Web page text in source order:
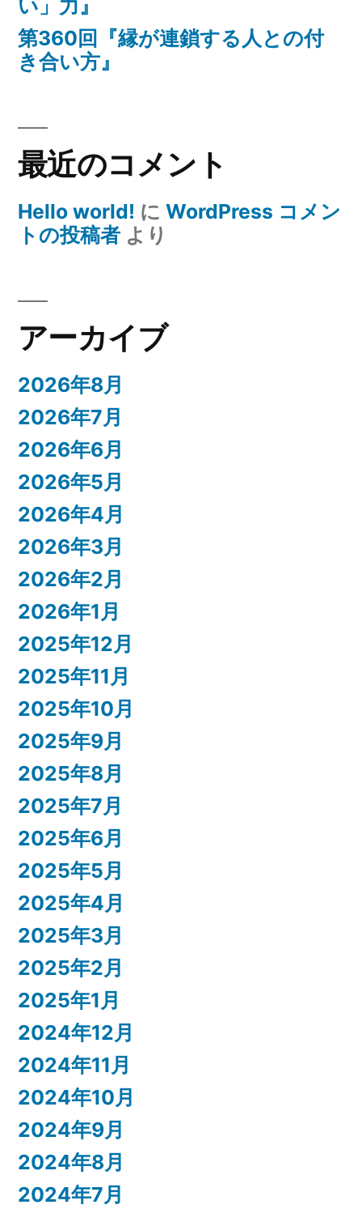
い」力』
第360回『縁が連鎖する人との付
き合い方』
最近のコメント
Hello world! に WordPress コメン
トの投稿者 より
アーカイブ
2026年8月
2026年7月
2026年6月
2026年5月
2026年4月
2026年3月
2026年2月
2026年1月
2025年12月
2025年11月
2025年10月
2025年9月
2025年8月
2025年7月
2025年6月
2025年5月
2025年4月
2025年3月
2025年2月
2025年1月
2024年12月
2024年11月
2024年10月
2024年9月
2024年8月
2024年7月